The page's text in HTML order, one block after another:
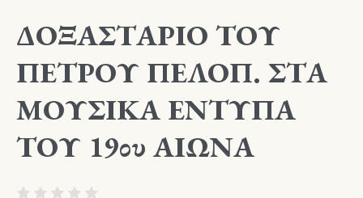
ΔΟΞΑΣΤΑΡΙΟ ΤΟΥ
ΠΕΤΡΟΥ ΠΕΛΟΠ. ΣΤΑ
ΜΟΥΣΙΚΑ ΕΝΤΥΠΑ
ΤΟΥ 19ου ΑΙΩΝΑ